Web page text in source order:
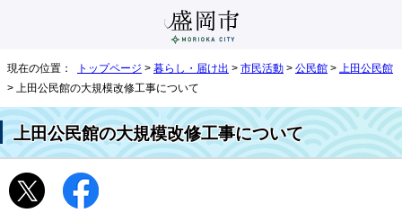
現在の位置： トップページ > 暮らし・届け出 > 市民活動 > 公民館 >
上田公民館
> 上田公民館の大規模改修工事について
上田公民館の大規模改修工事について